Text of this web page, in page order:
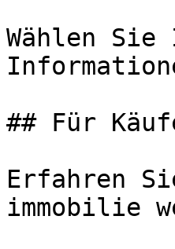
Wählen
## Für
Erfahren
immobilie